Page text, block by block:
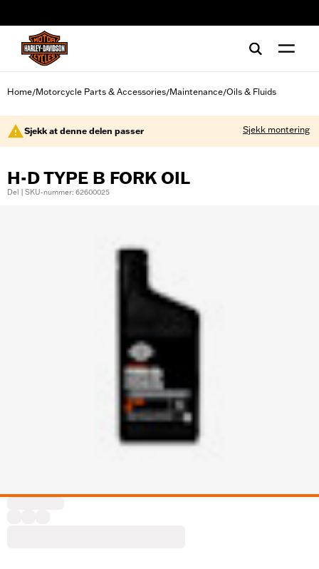
Home/Motorcycle Parts & Accessories/Maintenance/Oils & Fluids
Sjekk at denne delen passer Sjekk montering
H-D TYPE B FORK OIL
Del | SKU-nummer: 62600025